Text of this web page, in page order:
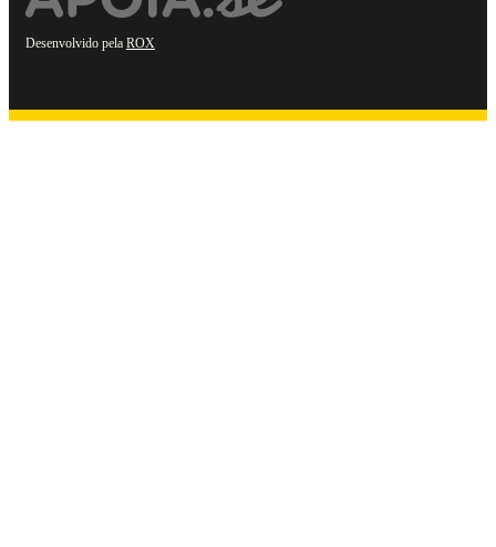
Desenvolvido pela ROX